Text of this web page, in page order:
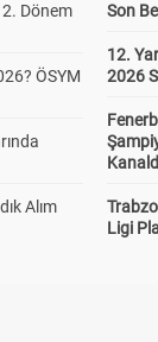
2. Dönem
ÖSYM
Alım
Son
12.
2026
Ligi